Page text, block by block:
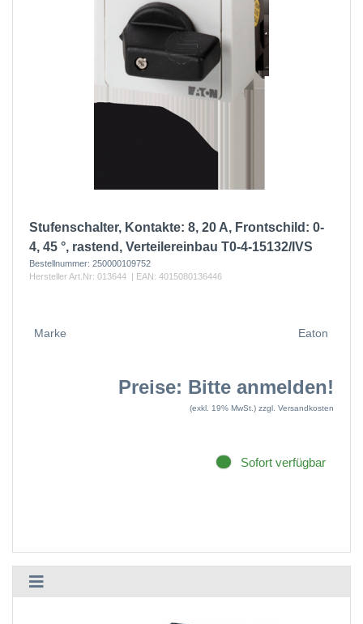
Stufenschalter, Kontakte: 8, 20 A, Frontschild: 0-
4, 45 °, rastend, Verteilereinbau T0-4-15132/IVS
Bestellnummer: 250000109752
Hersteller Art.Nr: 013644 | EAN: 4015080136446
Marke Eaton
Preise: Bitte anmelden!
(exkl. 19% MwSt.) zzgl. Versandkosten
Sofort verfügbar